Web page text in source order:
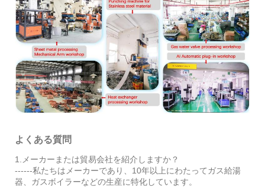
よくある質問
1.メーカーまたは貿易会社を紹介しますか？
------私たちはメーカーであり、10年以上にわたってガス給湯
器、ガスボイラーなどの生産に特化しています。